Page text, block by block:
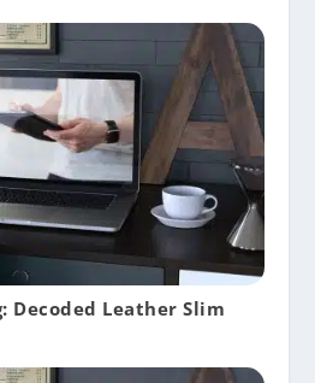
Decoded Leather Slim